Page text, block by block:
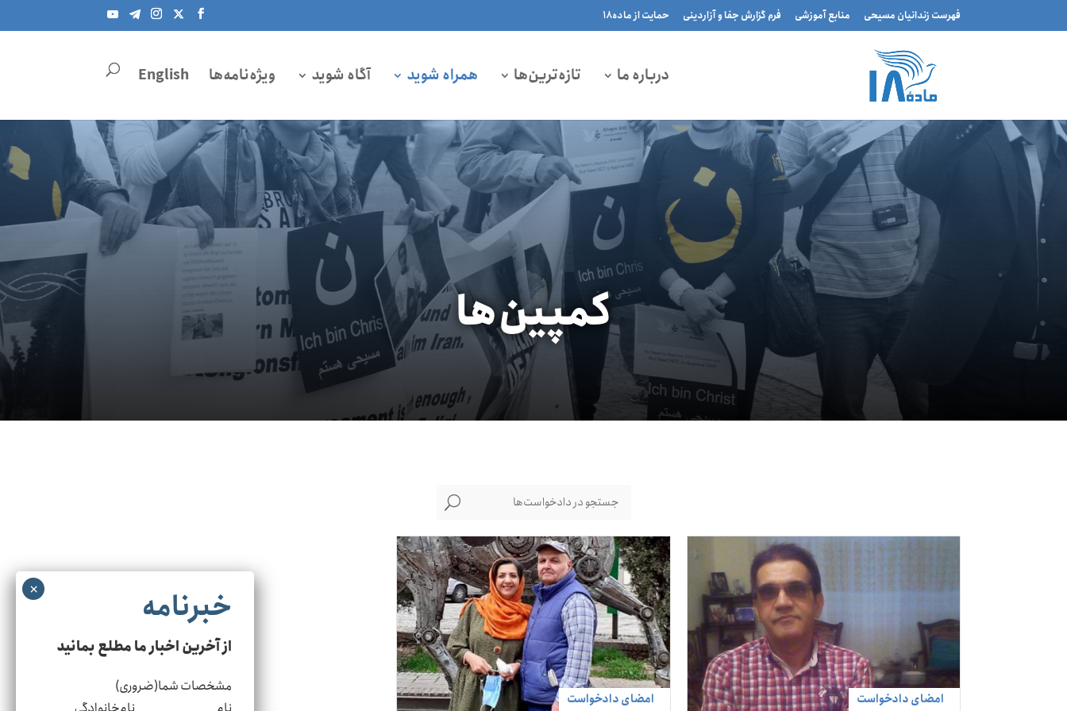
فهرست زندانیان مسیحی منابع آموزشی فرم گزارش جفا و آزاردینی حمایت از ماده۱۸
درباره ما تازه‌ترین‌ها همراه شوید آگاه شوید ویژه‌نامه‌ها English
کمپین‌ها
U
امضای دادخواست امضای دادخواست
از آخرین اخبار ما مطلع بمانید
مشخصات شما(ضروری)